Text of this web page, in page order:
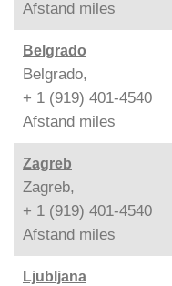
Afstand miles
Belgrado
Belgrado,
+ 1 (919) 401-4540
Afstand miles
Zagreb
Zagreb,
+ 1 (919) 401-4540
Afstand miles
Ljubljana